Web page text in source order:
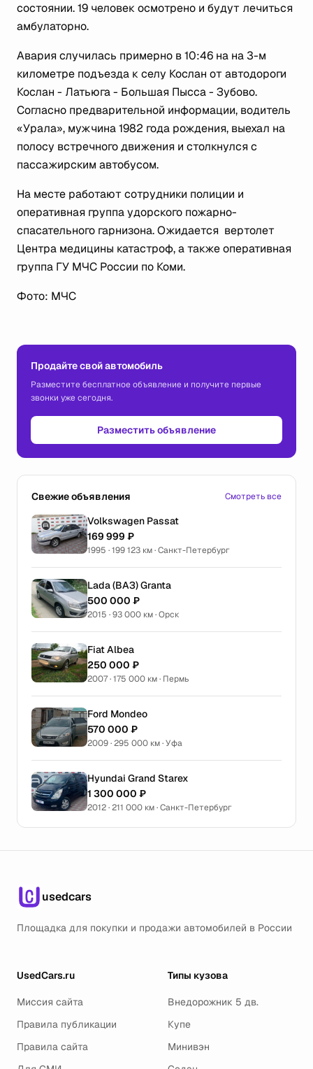
состоянии. 19 человек осмотрено и будут лечиться
амбулаторно.
Авария случилась примерно в 10:46 на на 3-м
километре подъезда к селу Кослан от автодороги
Кослан - Латьюга - Большая Пысса - Зубово.
Согласно предварительной информации, водитель
«Урала», мужчина 1982 года рождения, выехал на
полосу встречного движения и столкнулся с
пассажирским автобусом.
На месте работают сотрудники полиции и
оперативная группа удорского пожарно-
спасательного гарнизона. Ожидается вертолет
Центра медицины катастроф, а также оперативная
группа ГУ МЧС России по Коми.
Фото: МЧС
Продайте свой автомобиль
Разместите бесплатное объявление и получите первые
звонки уже сегодня.
Разместить объявление
Свежие объявления Смотреть все
Volkswagen Passat
169 999 ₽
1995 · 199 123 км · Санкт-Петербург
Lada (ВАЗ) Granta
500 000 ₽
2015 · 93 000 км · Орск
Fiat Albea
250 000 ₽
2007 · 175 000 км · Пермь
Ford Mondeo
570 000 ₽
2009 · 295 000 км · Уфа
Hyundai Grand Starex
1 300 000 ₽
2012 · 211 000 км · Санкт-Петербург
usedcars
Площадка для покупки и продажи автомобилей в России
UsedCars.ru
Миссия сайта
Правила публикации
Правила сайта
Типы кузова
Внедорожник 5 дв.
Купе
Минивэн